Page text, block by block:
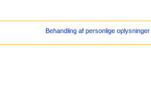
Behandling af personlige oplysninger